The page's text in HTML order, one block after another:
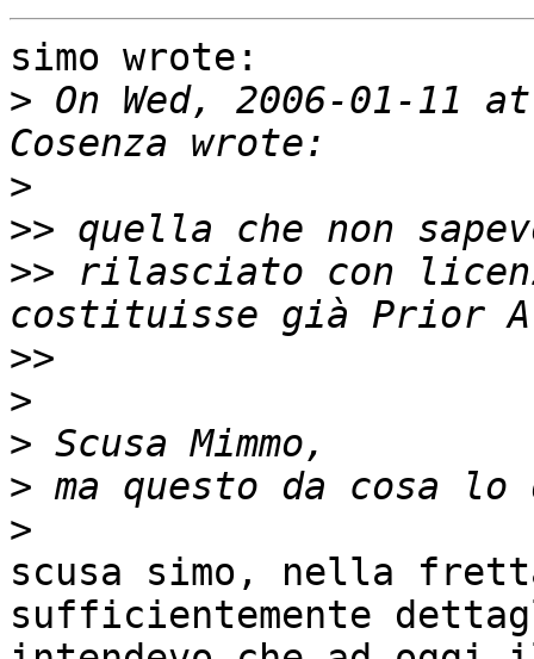
simo wrote:
> On Wed, 2006-01-11
>
>>
>> rilasciato con
>>
>
>
>
>
scusa simo, nella
sufficientemente